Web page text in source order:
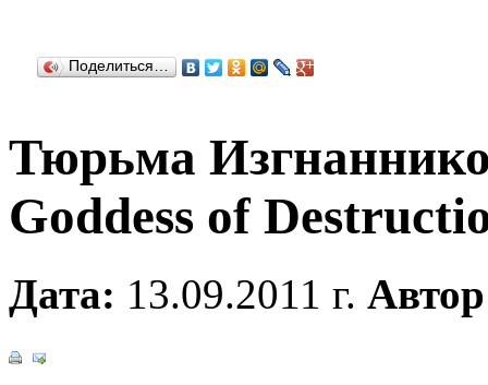
Поделиться…
Тюрьма
Goddess of
Дата: 13.09.2011 г.